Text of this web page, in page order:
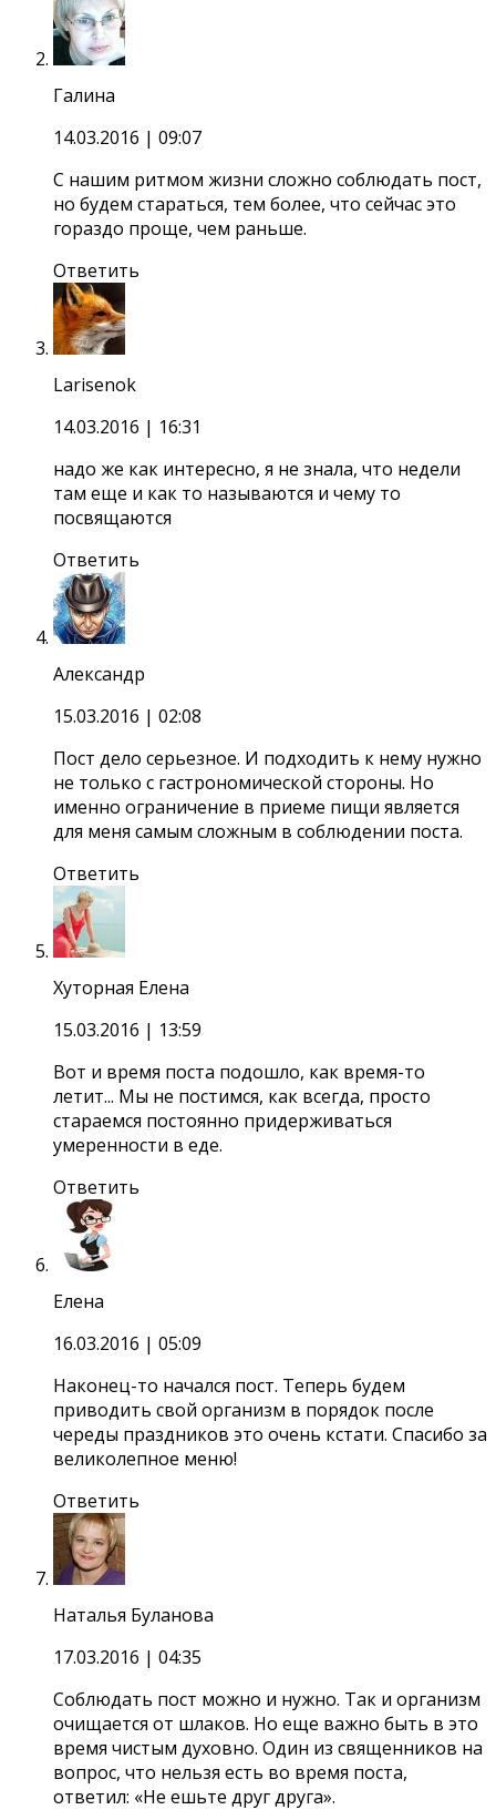
Галина
14.03.2016 | 09:07
С нашим ритмом жизни сложно соблюдать пост,
но будем стараться, тем более, что сейчас это
гораздо проще, чем раньше.
Ответить
Larisenok
14.03.2016 | 16:31
надо же как интересно, я не знала, что недели
там еще и как то называются и чему то
посвящаются
Ответить
Александр
15.03.2016 | 02:08
Пост дело серьезное. И подходить к нему нужно
не только с гастрономической стороны. Но
именно ограничение в приеме пищи является
для меня самым сложным в соблюдении поста.
Ответить
Хуторная Елена
15.03.2016 | 13:59
Вот и время поста подошло, как время-то
летит... Мы не постимся, как всегда, просто
стараемся постоянно придерживаться
умеренности в еде.
Ответить
Елена
16.03.2016 | 05:09
Наконец-то начался пост. Теперь будем
приводить свой организм в порядок после
череды праздников это очень кстати. Спасибо за
великолепное меню!
Ответить
Наталья Буланова
17.03.2016 | 04:35
Соблюдать пост можно и нужно. Так и организм
очищается от шлаков. Но еще важно быть в это
время чистым духовно. Один из священников на
вопрос, что нельзя есть во время поста,
ответил: «Не ешьте друг друга».